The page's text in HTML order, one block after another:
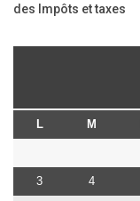
des Impôts et taxes
L M
3 4